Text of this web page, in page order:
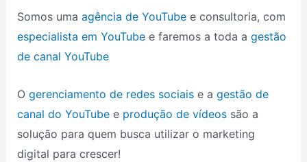
Somos uma agência de YouTubee consultoria, com
especialista em YouTubee faremos a toda a gestão
de canal YouTube
O gerenciamento de redes sociaise a gestão de
canal do YouTubee produção de vídeossão a
solução para quem busca utilizar o marketing
digital para crescer!